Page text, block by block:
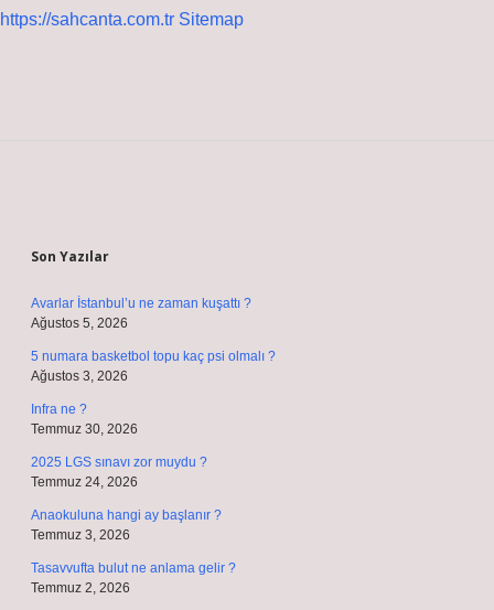
https://sahcanta.com.tr Sitemap
Son Yazılar
Avarlar İstanbul’u ne zaman kuşattı ?
Ağustos 5, 2026
5 numara basketbol topu kaç psi olmalı ?
Ağustos 3, 2026
Infra ne ?
Temmuz 30, 2026
2025 LGS sınavı zor muydu ?
Temmuz 24, 2026
Anaokuluna hangi ay başlanır ?
Temmuz 3, 2026
Tasavvufta bulut ne anlama gelir ?
Temmuz 2, 2026